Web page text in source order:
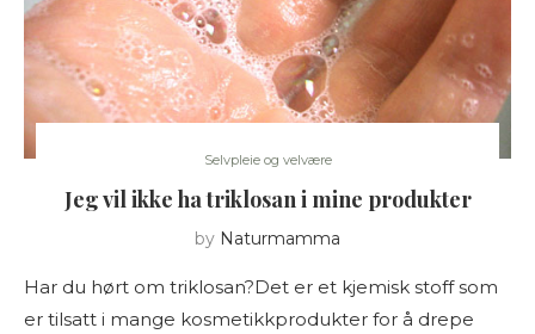
Selvpleie og velvære
Jeg vil ikke ha triklosan i mine produkter
by Naturmamma
Har du hørt om triklosan?Det er et kjemisk stoff som
er tilsatt i mange kosmetikkprodukter for å drepe